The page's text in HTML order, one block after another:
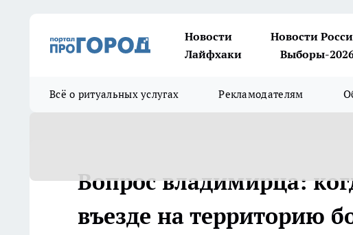
Новости Новости
Лайфхаки
Выборы-
Всё о ритуальных услугах Рекламодателям
Вопрос владимирца:
въезде на территорию